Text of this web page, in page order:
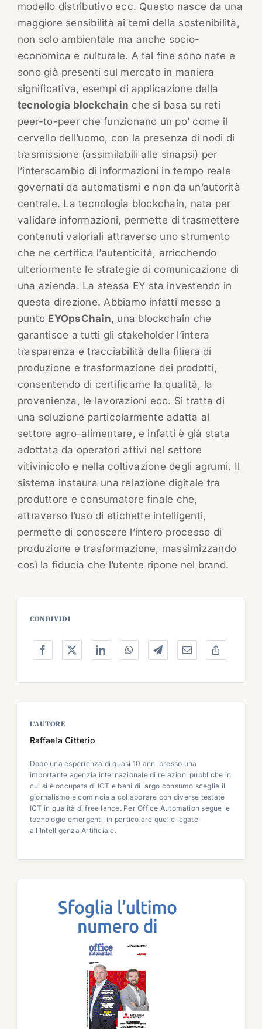
modello distributivo ecc. Questo nasce da una
maggiore sensibilità ai temi della sostenibilità,
non solo ambientale ma anche socio-
economica e culturale. A tal fine sono nate e
sono già presenti sul mercato in maniera
significativa, esempi di applicazione della
tecnologia blockchain che si basa su reti
peer-to-peer che funzionano un po’ come il
cervello dell’uomo, con la presenza di nodi di
trasmissione (assimilabili alle sinapsi) per
l’interscambio di informazioni in tempo reale
governati da automatismi e non da un’autorità
centrale. La tecnologia blockchain, nata per
validare informazioni, permette di trasmettere
contenuti valoriali attraverso uno strumento
che ne certifica l’autenticità, arricchendo
ulteriormente le strategie di comunicazione di
una azienda. La stessa EY sta investendo in
questa direzione. Abbiamo infatti messo a
punto EYOpsChain, una blockchain che
garantisce a tutti gli stakeholder l’intera
trasparenza e tracciabilità della filiera di
produzione e trasformazione dei prodotti,
consentendo di certificarne la qualità, la
provenienza, le lavorazioni ecc. Si tratta di
una soluzione particolarmente adatta al
settore agro-alimentare, e infatti è già stata
adottata da operatori attivi nel settore
vitivinicolo e nella coltivazione degli agrumi. Il
sistema instaura una relazione digitale tra
produttore e consumatore finale che,
attraverso l’uso di etichette intelligenti,
permette di conoscere l’intero processo di
produzione e trasformazione, massimizzando
così la fiducia che l’utente ripone nel brand.
CONDIVIDI
L’AUTORE
Raffaela Citterio
Dopo una esperienza di quasi 10 anni presso una
importante agenzia internazionale di relazioni pubbliche in
cui si è occupata di ICT e beni di largo consumo sceglie il
giornalismo e comincia a collaborare con diverse testate
ICT in qualità di free lance. Per Office Automation segue le
tecnologie emergenti, in particolare quelle legate
all’Intelligenza Artificiale.